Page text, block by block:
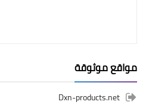
مواقع موثوقة
Dxn-products.net